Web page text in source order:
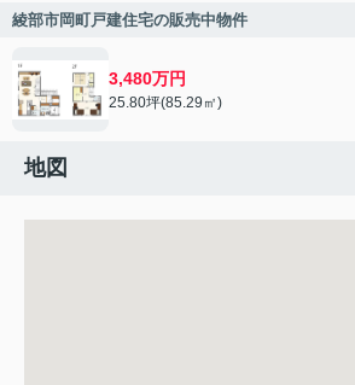
綾部市岡町戸建住宅の販売中物件
3,480万円
25.80坪(85.29㎡)
地図